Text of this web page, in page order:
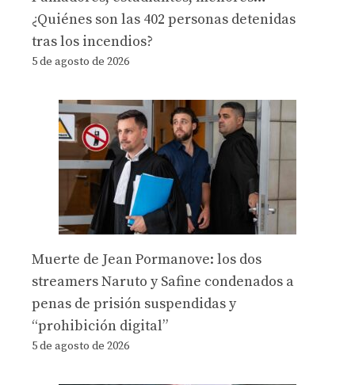
¿Quiénes son las 402 personas detenidas
tras los incendios?
5 de agosto de 2026
Muerte de Jean Pormanove: los dos
streamers Naruto y Safine condenados a
penas de prisión suspendidas y
“prohibición digital”
5 de agosto de 2026